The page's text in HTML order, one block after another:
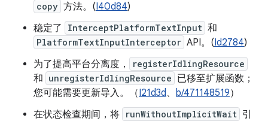
copy 方法。(I40d84)
稳定了
InterceptPlatformTextInput 和
PlatformTextInputInterceptor API。(Id2784)
为了提高平台分离度，
registerIdlingResource
和 unregisterIdlingResource 已移至扩展函数；
您可能需要更新导入。（I21d3d、 b/471148519）
在状态检查期间，将 runWithoutImplicitWait 引